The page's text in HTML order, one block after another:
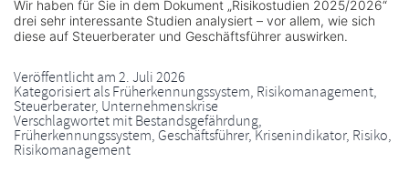
Wir haben für Sie in dem Dokument „Risikostudien 2025/2026“
drei sehr interessante Studien analysiert – vor allem, wie sich
diese auf Steuerberater und Geschäftsführer auswirken.
Veröffentlicht am2. Juli 2026
Kategorisiert alsFrüherkennungssystem, Risikomanagement,
Steuerberater, Unternehmenskrise
Verschlagwortet mitBestandsgefährdung,
Früherkennungssystem, Geschäftsführer,Krisenindikator, Risiko,
Risikomanagement